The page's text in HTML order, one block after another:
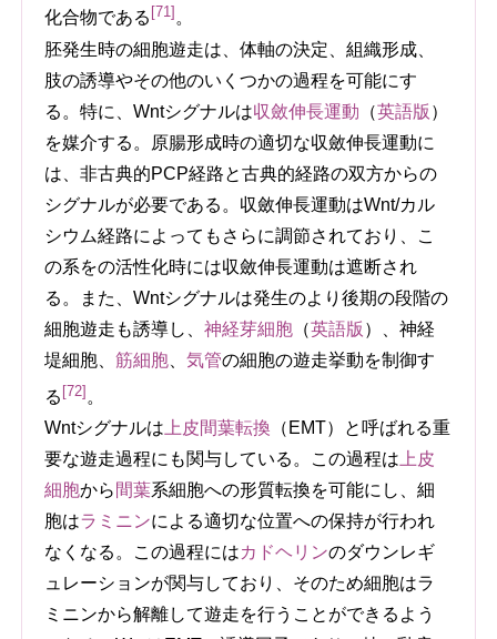
化合物である [71] 。
胚発生時の細胞遊走は、体軸の決定、組織形成、
肢の誘導やその他のいくつかの過程を可能にす
る。特に、Wntシグナルは収斂伸長運動 （英語版 ）
を媒介する。原腸形成時の適切な収斂伸長運動に
は、非古典的PCP経路と古典的経路の双方からの
シグナルが必要である。収斂伸長運動はWnt/カル
シウム経路によってもさらに調節されており、こ
の系をの活性化時には収斂伸長運動は遮断され
る。また、Wntシグナルは発生のより後期の段階の
細胞遊走も誘導し、神経芽細胞 （英語版 ）
、神経
堤細胞、筋細胞 、気管の細胞の遊走挙動を制御す
る [72] 。
Wntシグナルは 上皮間葉転換 （EMT）と呼ばれる重
要な遊走過程にも関与している。この過程は 上皮
細胞から 間葉系細胞への形質転換を可能にし、細
胞はラミニンによる適切な位置への保持が行われ
なくなる。この過程にはカドヘリンのダウンレギ
ュレーションが関与しており、そのため細胞はラ
ミニンから解離して遊走を行うことができるよう